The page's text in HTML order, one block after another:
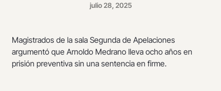
julio 28, 2025
Magistrados de la sala Segunda de Apelaciones
argumentó que Arnoldo Medrano lleva ocho años en
prisión preventiva sin una sentencia en firme.